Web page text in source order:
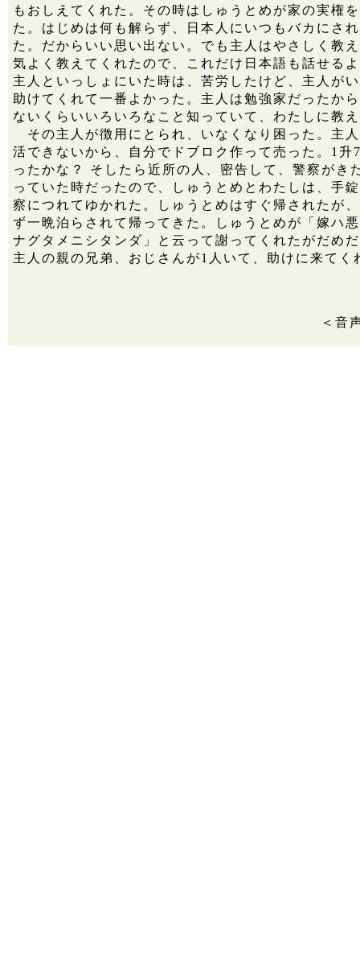
もおしえてくれた。その時はしゅうとめが家の実権
た。はじめは何も解らず、日本人にいつもバカにさ
た。だからいい思い出ない。でも主人はやさしく教
気よく教えてくれたので、これだけ日本語も話せる
主人といっしょにいた時は、苦労したけど、主人が
助けてくれて一番よかった。主人は勉強家だったか
ないくらいいろいろなこと知っていて、わたしに教
その主人が徴用にとられ、いなくなり困った。主
活できないから、自分でドブロク作って売った。1升
ったかな？ そしたら近所の人、密告して、警察がき
っていた時だったので、しゅうとめとわたしは、手
察につれてゆかれた。しゅうとめはすぐ帰されたが
ず一晩泊らされて帰ってきた。しゅうとめが「嫁ハ
ナグタメニシタンダ」と云って謝ってくれたがだめ
主人の親の兄弟、おじさんが1人いて、助けに来てく
＜音